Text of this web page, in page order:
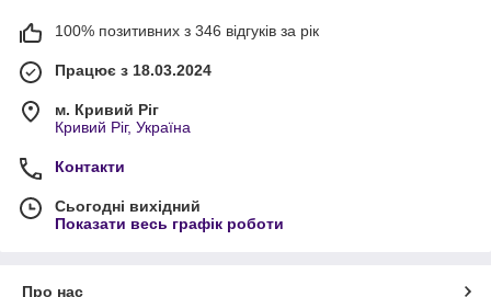
100% позитивних з 346 відгуків за рік
Працює з 18.03.2024
м. Кривий Ріг
Кривий Ріг, Україна
Контакти
Сьогодні вихідний
Показати весь графік роботи
Про нас